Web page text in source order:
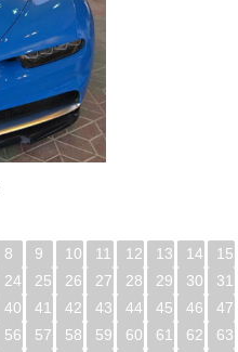
8 9 10 11 12 13 14
15
24 25 26 27 28 29 30
31
40 41 42 43 44 45 46
47
56 57 58 59 60 61 62
63